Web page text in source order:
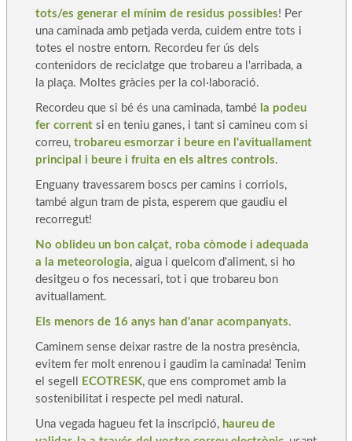
tots/es generar el mínim de residus possibles! Per
una caminada amb petjada verda, cuidem entre tots i
totes el nostre entorn. Recordeu fer ús dels
contenidors de reciclatge que trobareu a l'arribada, a
la plaça. Moltes gràcies per la col·laboració.
Recordeu que si bé és una caminada, tambéla podeu
fer correntsi en teniu ganes, i tant si camineu com si
correu,trobareu esmorzar i beure en l'avituallament
principal i beure i fruita en els altres controls.
Enguany travessarem boscs per camins i corriols,
també algun tram de pista, esperem que gaudiu el
recorregut!
No oblideu un bon calçat, roba còmode i adequada
a la meteorologia, aigua i quelcom d'aliment, si ho
desitgeu o fos necessari, tot i que trobareu bon
avituallament.
Els menors de 16 anys han d'anar acompanyats.
Caminem sense deixar rastre de la nostra presència,
evitem fer molt enrenou i gaudim la caminada! Tenim
el segell
ECOTRESK, que ens compromet amb la
sostenibilitat i respecte pel medi natural.
Una vegada hagueu fet la inscripció, haureu de